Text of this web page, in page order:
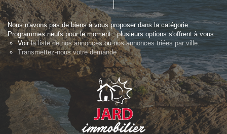
Nous n'avons pas de biens à vous proposer dans la catégorie
Programmes neufs pour le moment , plusieurs options s'offrent à vous :
Voirla liste de nos annoncesounos annonces triées par ville.
Transmettez-nous votre demande